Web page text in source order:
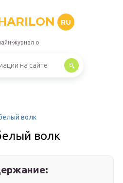
RU
журнал о
волк
волк